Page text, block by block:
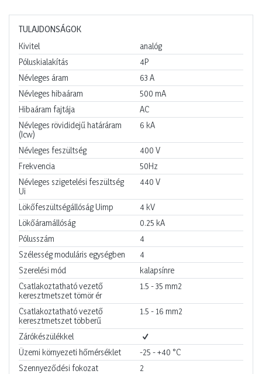
TULAJDONSÁGOK
Kivitel
analóg
Póluskialakítás
4P
Névleges áram
63 A
Névleges hibaáram
500 mA
Hibaáram fajtája
AC
Névleges rövididejű határáram
(Icw)
6 kA
Névleges feszültség 400 V
Frekvencia
50Hz
Névleges szigetelési feszültség
Ui
440 V
Lökőfeszültségállóság Uimp 4 kV
Lökőáramállóság
0.25 kA
Pólusszám
4
Szélesség moduláris egységben
4
Szerelési mód
kalapsínre
Csatlakoztatható vezető
keresztmetszet tömör ér
1.5 - 35 mm2
Csatlakoztatható vezető
keresztmetszet többerű
1.5 - 16 mm2
Zárókészülékkel
Üzemi környezeti hőmérséklet
-25 - +40 °C
Szennyeződési fokozat
2